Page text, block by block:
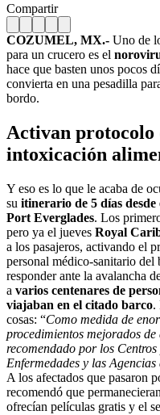
Compartir
COZUMEL, MX.- Uno de
para un crucero es el
hace que basten unos pocos
convierta en una pesadilla
bordo.
Activan protocolo
intoxicación
Y eso es lo que le acaba de
su itinerario de 5 días desde
Port Everglades. Los
pero ya el jueves Royal
a los pasajeros, activando el
personal médico-sanitario del
responder ante la avalancha
a varios centenares de
viajaban en el citado barco.
cosas: “Como medida de
procedimientos mejorados
recomendado por los
Enfermedades y las
A los afectados que pasaron
recomendó que
ofrecían películas gratis y el